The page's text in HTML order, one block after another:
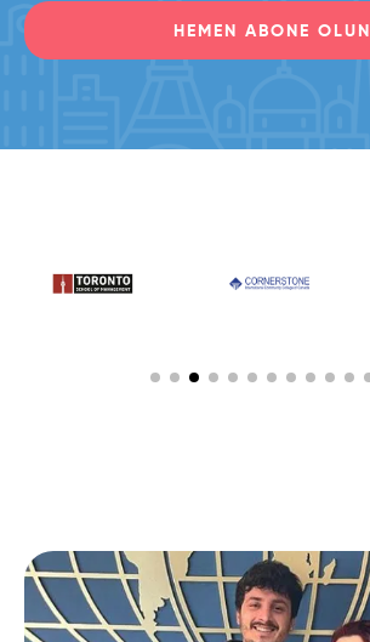
HEMEN ABONE OLUN